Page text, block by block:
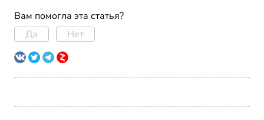
Вам помогла эта статья?
Да
Нет